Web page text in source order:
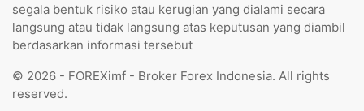
segala bentuk risiko atau kerugian yang dialami secara
langsung atau tidak langsung atas keputusan yang diambil
berdasarkan informasi tersebut
© 2026 - FOREXimf - Broker Forex Indonesia. All rights
reserved.